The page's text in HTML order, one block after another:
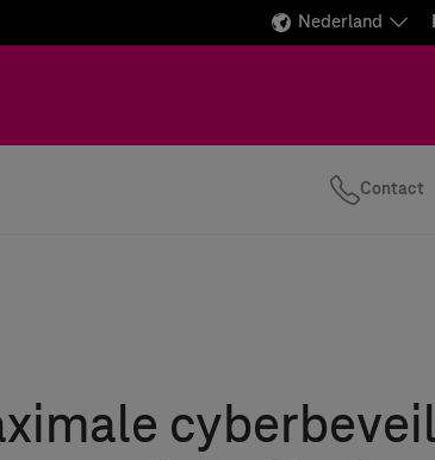
Nederland
Contact